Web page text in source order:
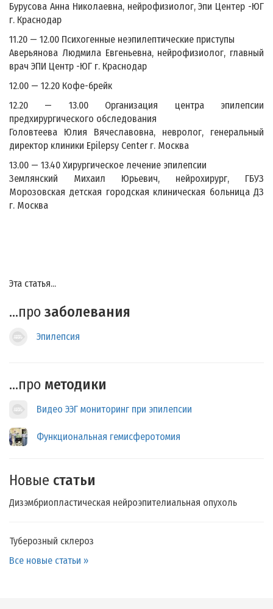
Бурусова Анна Николаевна, нейрофизиолог, Эпи Центер -ЮГ
г. Краснодар
11.20 — 12.00 Психогенные неэпилептические приступы
Аверьянова Людмила Евгеньевна, нейрофизиолог, главный
врач ЭПИ Центр -ЮГ г. Краснодар
12.00 — 12.20 Кофе-брейк
12.20 — 13.00 Организация центра эпилепсии
предхирургического обследования
Головтеева Юлия Вячеславовна, невролог, генеральный
директор клиники Epilepsy Center г. Москва
13.00 — 13.40 Хирургическое лечение эпилепсии
Землянский Михаил Юрьевич, нейрохирург, ГБУЗ
Морозовская детская городская клиническая больница ДЗ
г. Москва
Эта статья...
...про заболевания
Эпилепсия
...про методики
Видео ЭЭГ мониторинг при эпилепсии
Функциональная гемисферотомия
Новые статьи
Дизэмбриопластическая нейроэпителиальная опухоль
Туберозный склероз
Все новые статьи »